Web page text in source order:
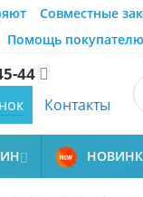
Совместные
Помощь покупателю
44 
Контакты
